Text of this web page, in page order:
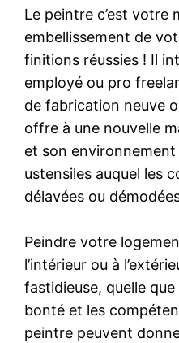
Le peintre c’est votre
embellissement de
finitions réussies ! Il
employé ou pro
de fabrication neuve
offre à une nouvelle
et son
ustensiles auquel les
délavées ou
Peindre votre
l’intérieur ou à
fastidieuse, quelle
bonté et les
peintre peuvent